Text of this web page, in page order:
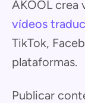
AKOOL crea
vídeos
TikTok,
plataformas.
Publicar